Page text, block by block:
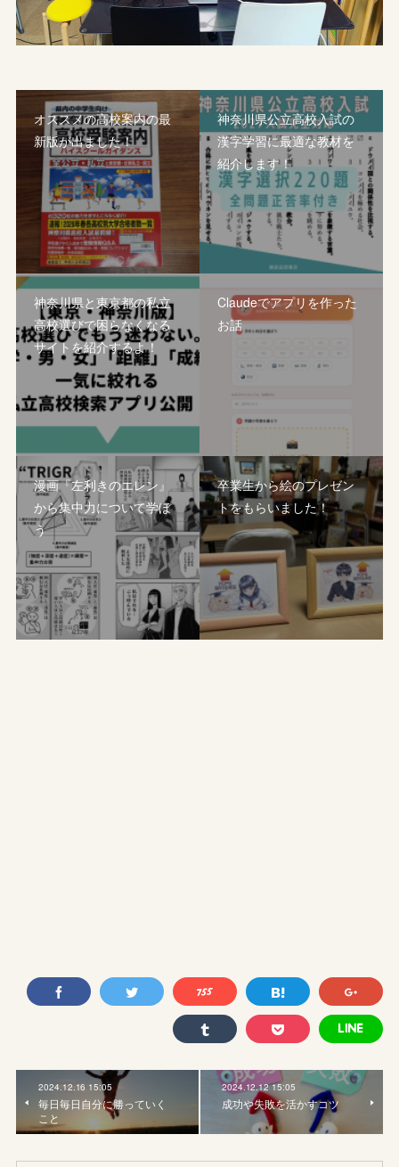
オススメの高校案内の最
新版が出ました！
神奈川県公立高校入試の
漢字学習に最適な教材を
紹介します！
神奈川県と東京都の私立
高校選びで困らなくなる
サイトを紹介するよ！
Claudeでアプリを作った
お話
漫画『左利きのエレン』
から集中力について学ぼ
う
卒業生から絵のプレゼン
トをもらいました！
2024.12.16 15:05
毎日毎日自分に勝っていく
こと
2024.12.12 15:05
成功や失敗を活かすコツ